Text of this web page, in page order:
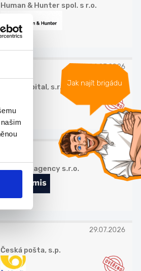
Jak najít brigádu
Human & Hunter spol. s r.o.
24.07.2026
TSC Hospital, s.r.o.
25.07.2026
ARTEMIS agency s.r.o.
29.07.2026
Česká pošta, s.p.